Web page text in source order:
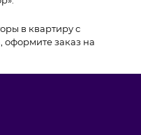
в квартиру с
оформите заказ на